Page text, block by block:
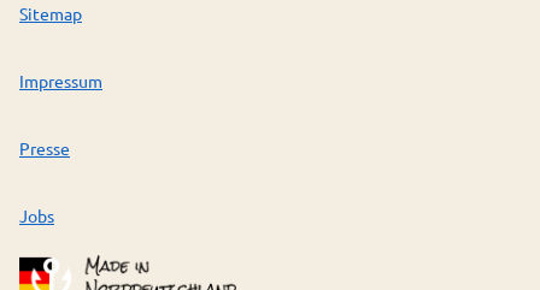
Sitemap
Impressum
Presse
Jobs